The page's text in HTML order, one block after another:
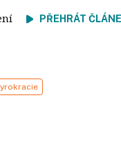
PŘEHRÁT